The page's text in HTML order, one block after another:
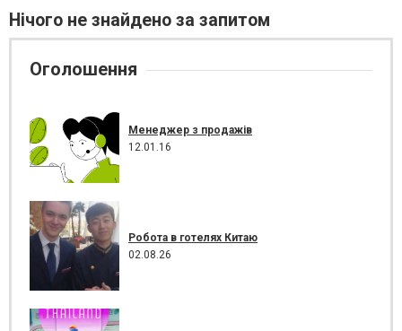
Нічого не знайдено за запитом
Оголошення
Менеджер з продажів
12.01.16
Робота в готелях Китаю
02.08.26